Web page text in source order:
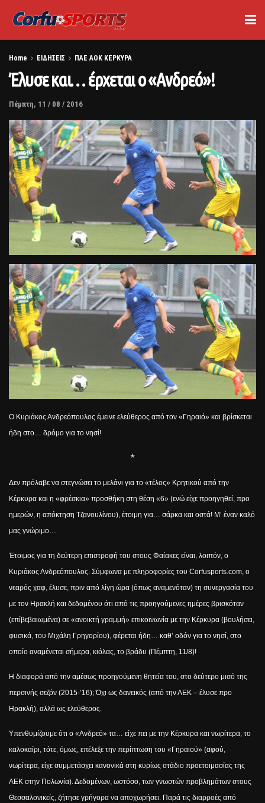
Home ΕΙΔΗΣΕΙΣ ΠΑΕ ΑΟΚ ΚΕΡΚΥΡΑ
Έλυσε και… έρχεται ο «Ανδρεό»!
Πέμπτη, 11 / 08 / 2016
Ο Κυριάκος Ανδρεόπουλος έμεινε ελεύθερος από τον «Γηραιό» και βρίσκεται
ήδη στο… δρόμο για το νησί!
*
Δεν πρόλαβε να στεγνώσει το μελάνι για το «τέλος» Κρητικού από την
Κέρκυρα και η «φρέσκια» προσθήκη στη θέση «6» (ενώ είχε προηγηθεί, προ
ημερών, η απόκτηση Τζανουλίνου), έτοιμη για… σάρκα και οστά! Μ’ έναν καλό
μας γνώριμο…
Έτοιμος για τη δεύτερη επιστροφή του στους Φαίακες είναι, λοιπόν, ο
Κυριάκος Ανδρεόπουλος. Σύμφωνα με πληροφορίες του Corfusports.com, ο
νεαρός χαφ, έλυσε, πριν από λίγη ώρα (όπως αναμενόταν) τη συνεργασία του
με τον Ηρακλή και δεδομένου ότι από τις προηγούμενες ημέρες βρισκόταν
(επίβεβαιωμένα) σε «ανοικτή γραμμή» επικοινωνία με την Κέρκυρα (βουλήσει,
φυσικά, του Μιχάλη Γρηγορίου), φέρεται ήδη… καθ’ οδόν για το νησί, στο
οποίο αναμένεται σήμερα, κιόλας, το βράδυ (Πέμπτη, 11/8)!
Η διαφορά από την αμέσως προηγούμενη θητεία του, στο δεύτερο μισό της
περσινής σεζόν (2015-’16); Όχι ως δανεικός (από την ΑΕΚ – έλυσε προ
Ηρακλή), αλλά ως ελεύθερος.
Υπενθυμίζουμε ότι ο «Ανδρεό» τα… είχε πει με την Κέρκυρα και νωρίτερα, το
καλοκαίρι, τότε, όμως, επέλεξε την περίπτωση του «Γηραιού» (αφού,
νωρίτερα, είχε συμμετάσχει κανονικά στη κυρίως στάδιο προετοιμασίας της
ΑΕΚ στην Πολωνία). Δεδομένων, ωστόσο, των γνωστών προβλημάτων στους
Θεσσαλονικείς, ζήτησε γρήγορα να αποχωρήσει. Παρά τις διαρροές από